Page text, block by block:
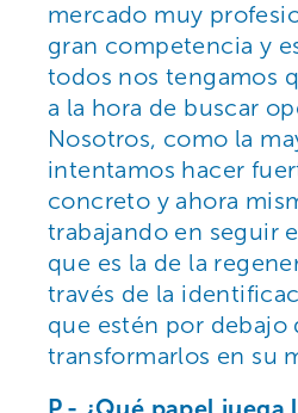
mercado muy
gran competencia y
todos nos tengamos
a la hora de buscar
Nosotros, como la
intentamos hacer
concreto y ahora
trabajando en seguir
que es la de la
través de la
que estén por debajo
transformarlos en su